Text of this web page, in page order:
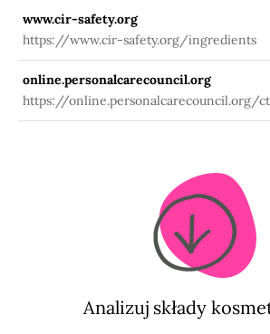
fuseaction=search.details_v2&id=29474
www.cir-safety.org
https://www.cir-safety.org/ingredients
online.personalcarecouncil.org
https://online.personalcarecouncil.org/
static/online/lists/cir-pdfs/pr578.pdf
Analizuj składy